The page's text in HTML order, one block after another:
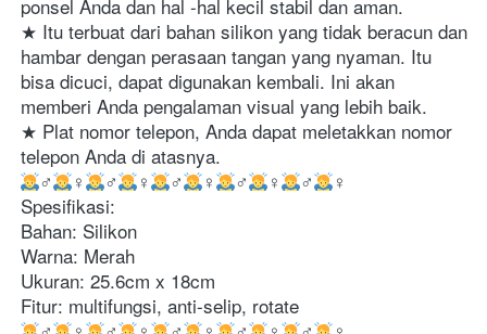
ponsel Anda dan hal -hal kecil stabil dan aman.
★ Itu terbuat dari bahan silikon yang tidak beracun dan
hambar dengan perasaan tangan yang nyaman. Itu
bisa dicuci, dapat digunakan kembali. Ini akan
memberi Anda pengalaman visual yang lebih baik.
★ Plat nomor telepon, Anda dapat meletakkan nomor
telepon Anda di atasnya.
‍♂️
‍♀️ ‍♂️ ‍♀️ ‍♂️ ‍♀️ ‍♂️ ‍♀️ ‍♂️
‍♀️
Spesifikasi:
Bahan: Silikon
Warna: Merah
Ukuran: 25.6cm x 18cm
Fitur: multifungsi, anti-selip, rotate